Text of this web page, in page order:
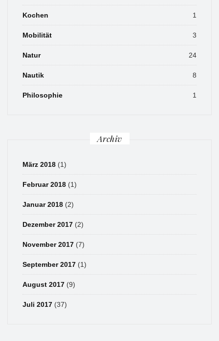
Kochen 1
Mobilität 3
Natur 24
Nautik 8
Philosophie 1
Archiv
März 2018 (1)
Februar 2018 (1)
Januar 2018 (2)
Dezember 2017 (2)
November 2017 (7)
September 2017 (1)
August 2017 (9)
Juli 2017 (37)